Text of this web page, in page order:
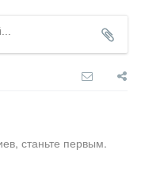
станьте первым.